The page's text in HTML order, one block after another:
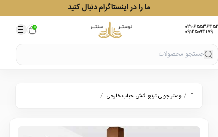
ما را در اینستاگرام دنبال کنید
021-65536452
09125094179
0
/ لوستر چوبی ترنج شش حباب خارجی /